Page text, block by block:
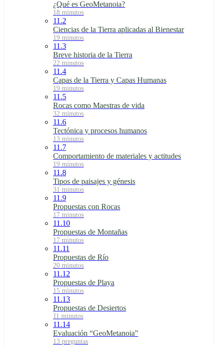
¿Qué es GeoMetanoia?
18 minutos
11.2
Ciencias de la Tierra aplicadas al Bienestar
19 minutos
11.3
Breve historia de la Tierra
22 minutos
11.4
Capas de la Tierra y Capas Humanas
19 minutos
11.5
Rocas como Maestras de vida
32 minutos
11.6
Tectónica y procesos humanos
13 minutos
11.7
Comportamiento de materiales y actitudes
19 minutos
11.8
Tipos de paisajes y génesis
31 minutos
11.9
Propuestas con Rocas
17 minutos
11.10
Propuestas de Montañas
17 minutos
11.11
Propuestas de Río
20 minutos
11.12
Propuestas de Playa
15 minutos
11.13
Propuestas de Desiertos
11 minutos
11.14
Evaluación “GeoMetanoia”
13 preguntas